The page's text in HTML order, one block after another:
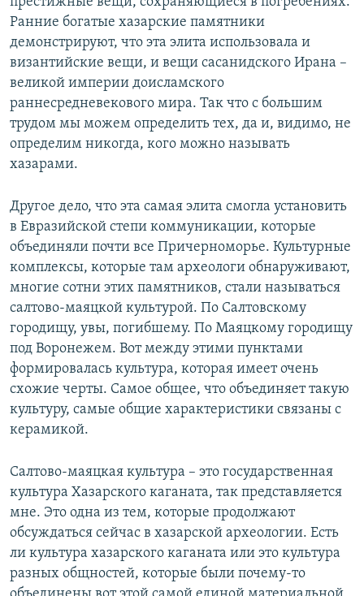
Ранние богатые хазарские памятники
демонстрируют, что эта элита использовала и
византийские вещи, и вещи сасанидского Ирана –
великой империи доисламского
раннесредневекового мира. Так что с большим
трудом мы можем определить тех, да и, видимо, не
определим никогда, кого можно называть
хазарами.
Другое дело, что эта самая элита смогла установить
в Евразийской степи коммуникации, которые
объединяли почти все Причерноморье. Культурные
комплексы, которые там археологи обнаруживают,
многие сотни этих памятников, стали называться
салтово-маяцкой культурой. По Салтовскому
городищу, увы, погибшему. По Маяцкому городищу
под Воронежем. Вот между этими пунктами
формировалась культура, которая имеет очень
схожие черты. Самое общее, что объединяет такую
культуру, самые общие характеристики связаны с
керамикой.
Салтово-маяцкая культура – это государственная
культура Хазарского каганата, так представляется
мне. Это одна из тем, которые продолжают
обсуждаться сейчас в хазарской археологии. Есть
ли культура хазарского каганата или это культура
разных общностей, которые были почему-то